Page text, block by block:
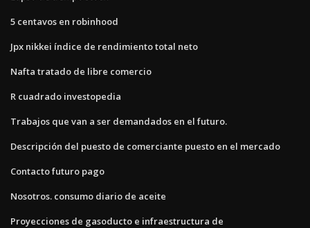
5 centavos en robinhood
Jpx nikkei índice de rendimiento total neto
Nafta tratado de libre comercio
R cuadrado investopedia
Trabajos que van a ser demandados en el futuro.
Descripción del puesto de comerciante puesto en el mercado
Contacto futuro pago
Nosotros. consumo diario de aceite
Proyecciones de gasoducto e infraestructura de